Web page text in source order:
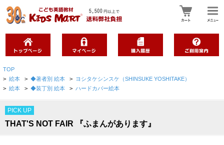
TOP
> 絵本 > ◆著者別 絵本 > ヨシタケシンスケ（SHINSUKE YOSHITAKE）
> 絵本 > ◆装丁別 絵本 > ハードカバー絵本
PICK UP
THAT'S NOT FAIR 『ふまんがあります』